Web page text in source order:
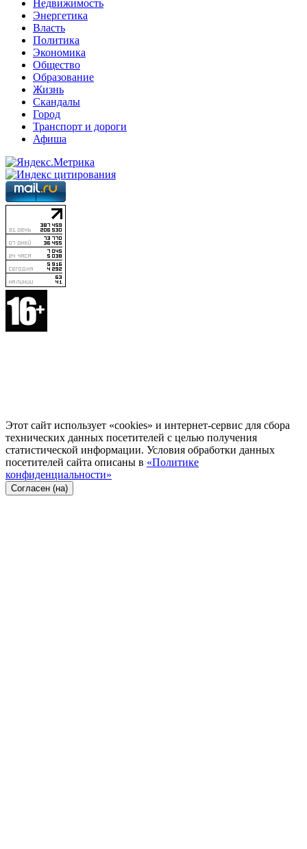
Недвижимость
Энергетика
Власть
Политика
Экономика
Общество
Образование
Жизнь
Скандалы
Город
Транспорт и дороги
Афиша
Этот сайт использует «cookies» и интернет-сервис для сбора
технических данных посетителей с целью получения
статистической информации. Условия обработки данных
посетителей сайта описаны в «Политике
конфиденциальности»
Согласен (на)